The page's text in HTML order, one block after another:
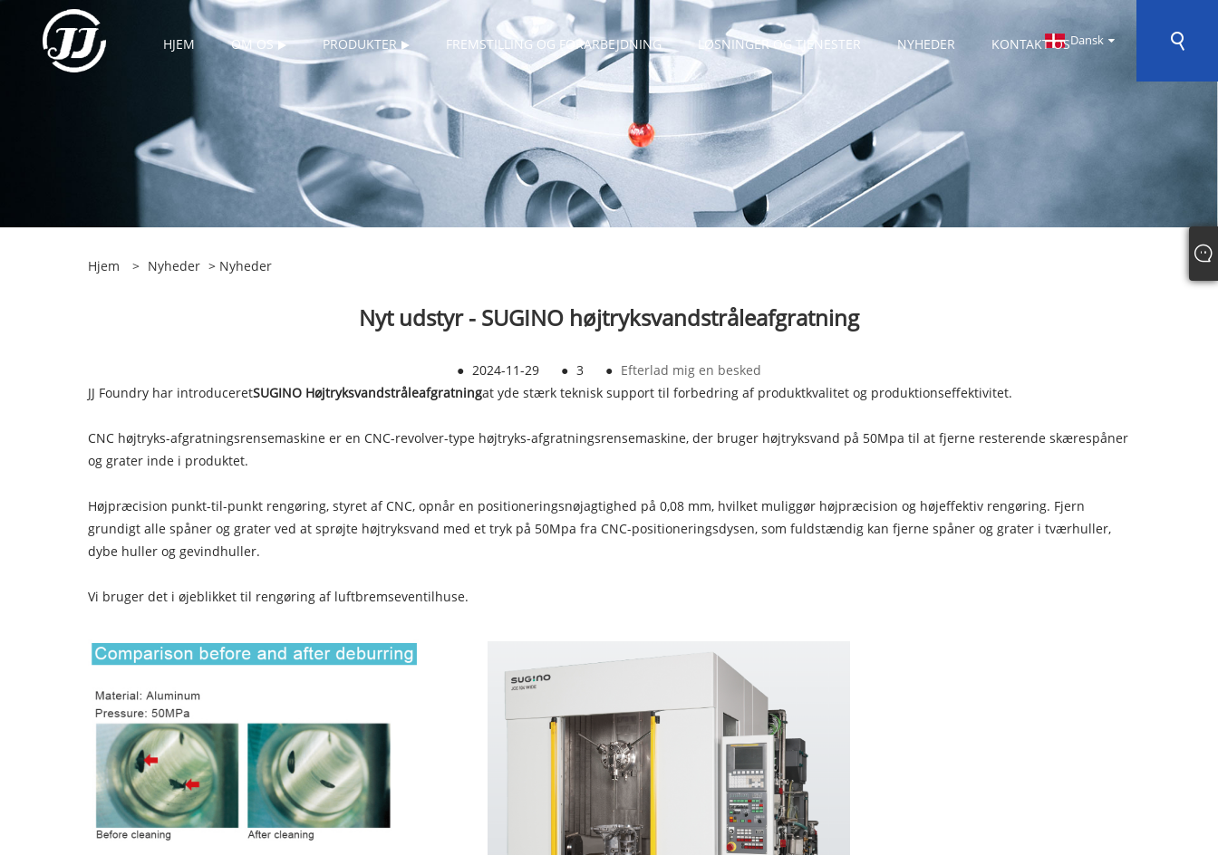
HJEM OM OS PRODUKTER FREMSTILLING OG FORARBEJDNING LØSNINGER OG TJENESTER NYHEDER KONTAKT OSDansk
Hjem > Nyheder > Nyheder
Nyt udstyr - SUGINO højtryksvandstråleafgratning
● 2024-11-29 ● 3 ● Efterlad mig en besked
JJ Foundry har introduceretSUGINO Højtryksvandstråleafgratningat yde stærk teknisk support til forbedring af produktkvalitet og produktionseffektivitet.
CNC højtryks-afgratningsrensemaskine er en CNC-revolver-type højtryks-afgratningsrensemaskine, der bruger højtryksvand på 50Mpa til at fjerne resterende skærespåner
og grater inde i produktet.
Højpræcision punkt-til-punkt rengøring, styret af CNC, opnår en positioneringsnøjagtighed på 0,08 mm, hvilket muliggør højpræcision og højeffektiv rengøring. Fjern
grundigt alle spåner og grater ved at sprøjte højtryksvand med et tryk på 50Mpa fra CNC-positioneringsdysen, som fuldstændig kan fjerne spåner og grater i tværhuller,
dybe huller og gevindhuller.
Vi bruger det i øjeblikket til rengøring af luftbremseventilhuse.